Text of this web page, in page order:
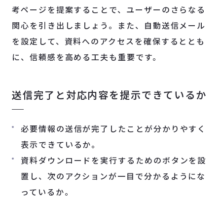
考ページを提案することで、ユーザーのさらなる
関心を引き出しましょう。また、自動送信メール
を設定して、資料へのアクセスを確保するととも
に、信頼感を高める工夫も重要です。
送信完了と対応内容を提示できているか
必要情報の送信が完了したことが分かりやすく
表示できているか。
資料ダウンロードを実行するためのボタンを設
置し、次のアクションが一目で分かるようにな
っているか。